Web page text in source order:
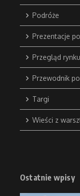
Podróże
Prezentacje
Przegląd rynku
Przewodnik
Targi
Wieści z
Ostatnie wpisy